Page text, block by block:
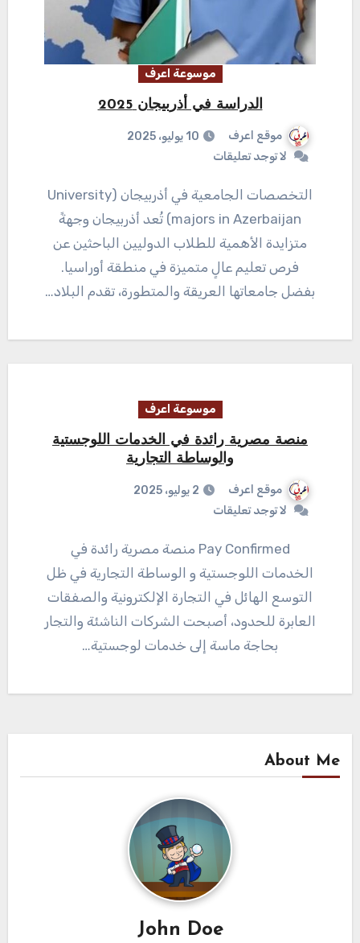
موسوعة اعرف
الدراسة في أذربيجان 2025
موقع اعرف
10 يوليو، 2025
لا توجد تعليقات
majors in Azerbaijan) تُعد أذربيجان وجهةً
متزايدة الأهمية للطلاب الدوليين الباحثين عن
فرص تعليم عالٍ متميزة في منطقة أوراسيا.
بفضل جامعاتها العريقة والمتطورة، تقدم البلاد…
موسوعة اعرف
منصة مصرية رائدة في الخدمات اللوجستية
والوساطة التجارية
موقع اعرف
2 يوليو، 2025
لا توجد تعليقات
Pay Confirmed منصة مصرية رائدة في
الخدمات اللوجستية و الوساطة التجارية في ظل
التوسع الهائل في التجارة الإلكترونية والصفقات
العابرة للحدود، أصبحت الشركات الناشئة والتجار
بحاجة ماسة إلى خدمات لوجستية…
About Me
John Doe